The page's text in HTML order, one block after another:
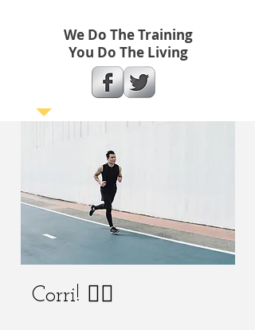
We Do The Training
You Do The Living
Corri! 🏃‍♀️